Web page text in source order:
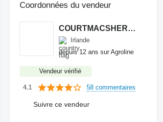
Coordonnées du vendeur
COURTMACSHERRY MACHINERY LTD
Irlande
depuis 12 ans sur Agroline
Vendeur vérifié
4.1 58 commentaires
Suivre ce vendeur